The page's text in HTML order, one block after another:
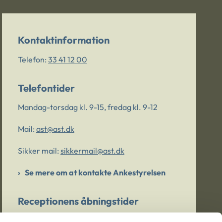
Kontaktinformation
Telefon: 33 41 12 00
Telefontider
Mandag-torsdag kl. 9-15, fredag kl. 9-12
Mail: ast@ast.dk
Sikker mail: sikkermail@ast.dk
Se mere om at kontakte Ankestyrelsen
Receptionens åbningstider